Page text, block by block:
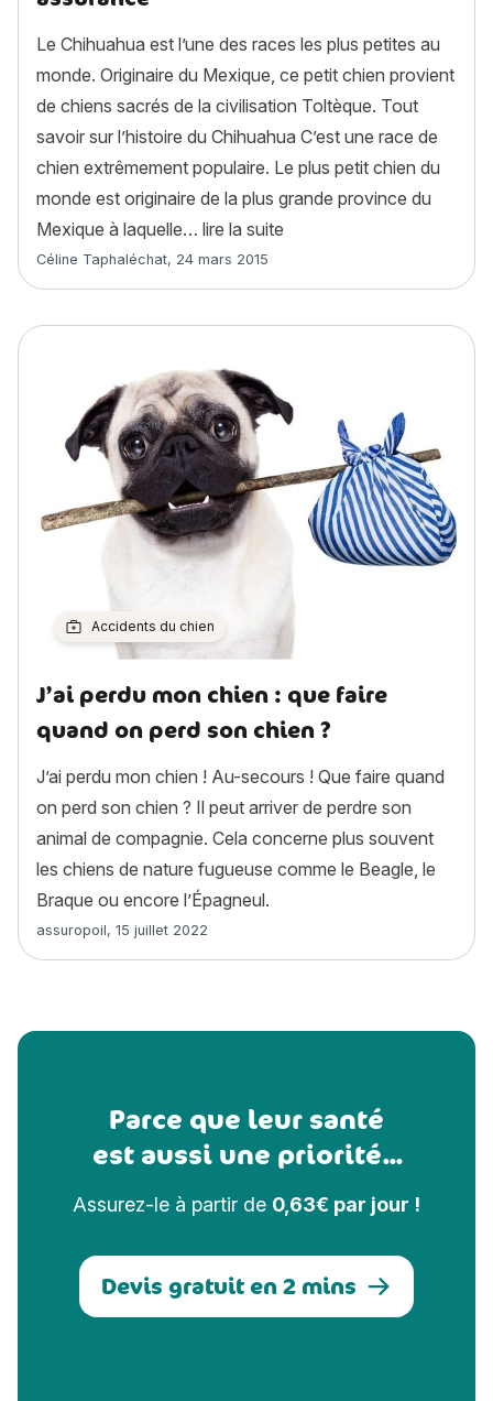
Le Chihuahua est l’une des races les plus petites au
monde. Originaire du Mexique, ce petit chien provient
de chiens sacrés de la civilisation Toltèque. Tout
savoir sur l’histoire du Chihuahua C’est une race de
chien extrêmement populaire. Le plus petit chien du
monde est originaire de la plus grande province du
Mexique à laquelle… lire la suite
Article rédigé par
Céline Taphaléchat, 24 mars 2015
Accidents du chien
J’ai perdu mon chien : que faire
quand on perd son chien ?
J’ai perdu mon chien ! Au-secours ! Que faire quand
on perd son chien ? Il peut arriver de perdre son
animal de compagnie. Cela concerne plus souvent
les chiens de nature fugueuse comme le Beagle, le
Braque ou encore l’Épagneul.
Article rédigé par
assuropoil, 15 juillet 2022
Parce que leur santé
est aussi une priorité...
Assurez-le à partir de 0,63€ par jour !
Devis gratuit en 2 mins